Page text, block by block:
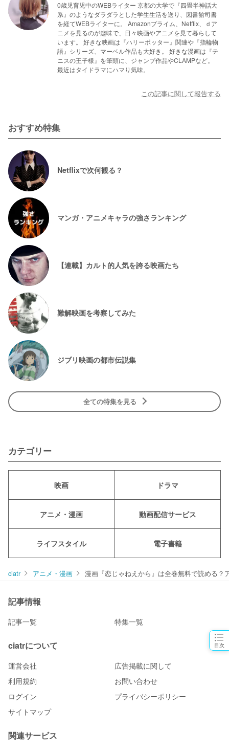
目次
0歳児育児中のWEBライター 京都の大学で『四畳半神話大
系』のようなダラダラとした学生生活を送り、図書館司書
を経てWEBライターに。 Amazonプライム、Netflix、ｄア
ニメを見るのが趣味で、日々映画やアニメを見て暮らして
います。 好きな映画は『ハリーポッター』関連や『指輪物
語』シリーズ、マーベル作品も大好き。 好きな漫画は『テ
ニスの王子様』を筆頭に、ジャンプ作品やCLAMPなど。
最近はタイドラマにハマり気味。
この記事に関して報告する
おすすめ特集
Netflixで次何観る？
マンガ・アニメキャラの強さランキング
【連載】カルト的人気を誇る映画たち
難解映画を考察してみた
ジブリ映画の都市伝説集
全ての特集を見る
カテゴリー
映画 ドラマ
アニメ・漫画 動画配信サービス
ライフスタイル 電子書籍
ciatr アニメ・漫画 漫画『恋じゃねえから』は全巻無料で読める？
記事情報
記事一覧 特集一覧
ciatrについて
運営会社
広告掲載に関して
利用規約
お問い合わせ
ログイン
プライバシーポリシー
サイトマップ
関連サービス